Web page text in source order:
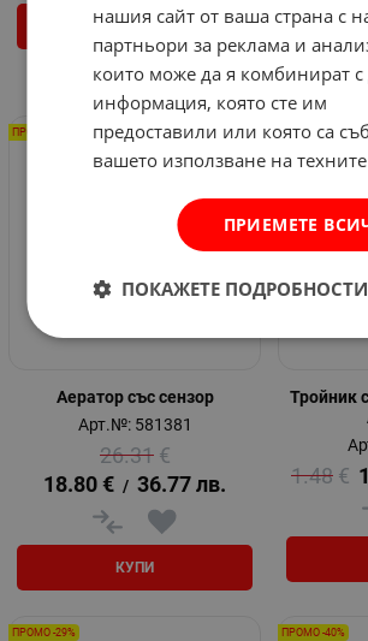
ВАРИАНТИ
Аератор със сензор
Арт.№: 581381
26.31 €
18.80 € / 36.77 лв.
КУПИ
ПРОМО -29%
Тройник
1.48 €
ПРОМО -26%
ПРОМО -29% ПРОМО -40%
нашия сайт от ваша страна с
партньори за реклама и
които може да я комбинират с
информация, която сте им
предоставили или която са
вашето използване на техните
ПРИЕМЕТЕ
ПОКАЖЕТЕ ПОДРОБНОСТИ